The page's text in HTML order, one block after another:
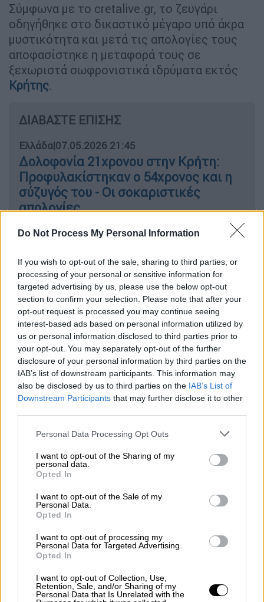
Do Not Process My Personal Information
If you wish to opt-out of the sale, sharing to third parties, or
processing of your personal or sensitive information for
targeted advertising by us, please use the below opt-out
section to confirm your selection. Please note that after your
opt-out request is processed you may continue seeing
interest-based ads based on personal information utilized by
us or personal information disclosed to third parties prior to
your opt-out. You may separately opt-out of the further
disclosure of your personal information by third parties on the
IAB’s list of downstream participants. This information may
also be disclosed by us to third parties on the IAB’s List of
Downstream Participants that may further disclose it to other
Please note that this website/app uses one or more Google
not limited to your visit or usage behaviour. You may click to
grant or deny consent to Google and its third-party tags to
use your data for below specified purposes in below Google
consent section.
Personal Data Processing Opt Outs
I want to opt-out of the Sharing of my
personal data.
Opted In
I want to opt-out of the Sale of my
Personal Data.
Opted In
I want to opt-out of processing my
Personal Data for Targeted Advertising.
Opted In
I want to opt-out of Collection, Use,
Retention, Sale, and/or Sharing of my
Personal Data that Is Unrelated with the
Σύμφωνα με το cretalive.gr, το ζευγάρι
οδηγήθηκε στο δικαστικό μέγαρο υπό άκρα
μυστικότητα και μετά τις απολογίες τους
αποφασίστηκε η μεταφορά τους σε
ξεχωριστά σωφρονιστικά ιδρύματα εκτός
Κρήτης.
ΔΙΑΒΑΣΤΕ ΕΠΙΣΗΣ
Ελλάδα|07.05.2026 21:45
Δολοφονία 21χρονου στην Κρήτη:
Προφυλακίστηκαν ο 54χρονος και η
σύζυγός του - Οι σοκαριστικές
απολογίες
Οι ισχυρισμοί των κατηγορουμένων
Στην απολογία του, ο 54χρονος, στον οποίο
έχει ασκηθείδίωξη για ανθρωποκτονία από
πρόθεση σε ήρεμη ψυχική κατάστασηκαι
σωρεία παραβάσεων του νόμου περί όπλων,
φέρεται να δήλωσε:
«Στο πρόσωπό του εκείνη τη στιγμήδεν
έβλεπα τίποτα άλλο παρά τον φονιά του γιου
. Δεν ήμουν ο εαυτός μου. Εξάλλου, είχε
σκέψη μου και τη συμπεριφορά μου.
Ένα
μαύρο πέπλο είχε σκεπάσει το μυαλό μου
Από την πλευρά της, η 56χρονη σύζυγός του,
που κατηγορείται για απλή συνέργεια στην
ανθρωποκτονία, υποστήριξε:
«Το μόνο που θυμάμαι είναι ότι κατάφερα να
ουρλιάξω “μη, μη, μη!”, αλλά ήταν πλέον αργά.
Αυτός που σκότωσε τον συγχωρεμένο δεν
ήταν ο άντρας μου.Ήταν ένας άλλος
άνθρωπος. Δεν είχε καν την όψη του. Ήταν